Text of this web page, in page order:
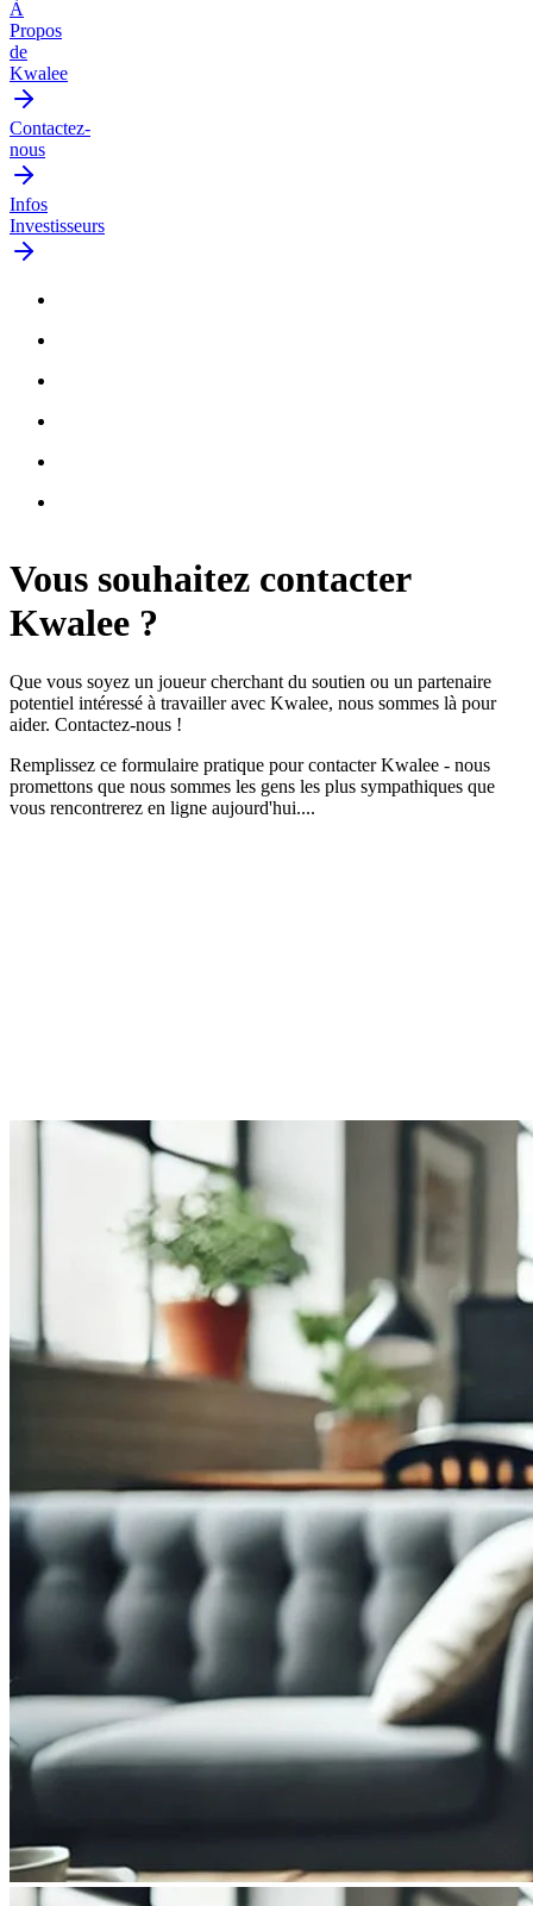
À
Propos
de
Kwalee
Contactez-
nous
Infos
Investisseurs
Vous souhaitez contacter
Kwalee ?
Que vous soyez un joueur cherchant du soutien ou un partenaire
potentiel intéressé à travailler avec Kwalee, nous sommes là pour
aider. Contactez-nous !
Remplissez ce formulaire pratique pour contacter Kwalee - nous
promettons que nous sommes les gens les plus sympathiques que
vous rencontrerez en ligne aujourd'hui....